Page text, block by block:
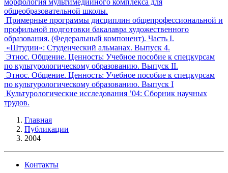
морфология мультимедийного комплекса для
общеобразовательной школы.
Примерные программы дисциплин общепрофессиональной и
профильной подготовки бакалавра художественного
образования. (Федеральный компонент). Часть I.
«Штудии»: Студенческий альманах. Выпуск 4.
Этнос. Общение. Ценность: Учебное пособие к спецкурсам
по культурологическому образованию. Выпуск II.
Этнос. Общение. Ценность: Учебное пособие к спецкурсам
по культурологическому образованию. Выпуск I
Культурологические исследования ’04: Сборник научных
трудов.
Главная
Публикации
2004
Контакты